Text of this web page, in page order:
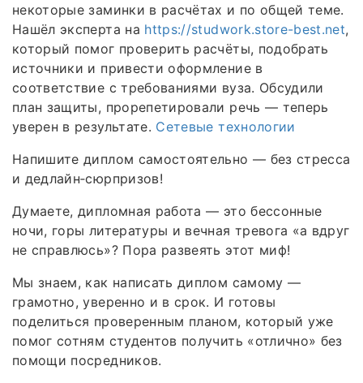
некоторые заминки в расчётах и по общей теме.
Нашёл эксперта на https://studwork.store-best.net,
который помог проверить расчёты, подобрать
источники и привести оформление в
соответствие с требованиями вуза. Обсудили
план защиты, прорепетировали речь — теперь
уверен в результате. Сетевые технологии
Напишите диплом самостоятельно — без стресса
и дедлайн‑сюрпризов!
Думаете, дипломная работа — это бессонные
ночи, горы литературы и вечная тревога «а вдруг
не справлюсь»? Пора развеять этот миф!
Мы знаем, как написать диплом самому —
грамотно, уверенно и в срок. И готовы
поделиться проверенным планом, который уже
помог сотням студентов получить «отлично» без
помощи посредников.